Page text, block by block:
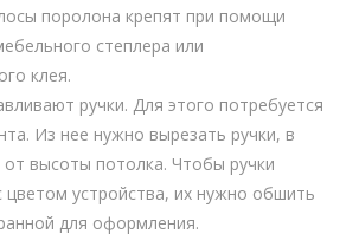
поролона крепят при помощи
степлера или
клея.
ручки. Для этого потребуется
Из нее нужно вырезать ручки, в
от высоты потолка. Чтобы ручки
цветом устройства, их нужно обшить
для оформления.